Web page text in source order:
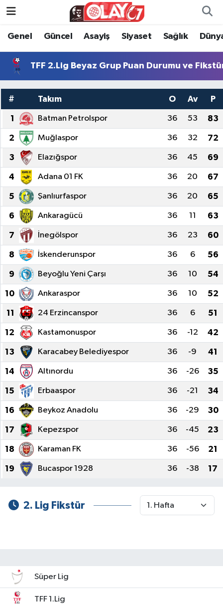
Genel Güncel Asayiş Siyaset Sağlık
TFF 2.Lig Beyaz Grup Puan Durumu ve
# Takım O Av P
1 Batman Petrolspor 36 53 83
2 Muğlaspor 36 32 72
3 Elazığspor 36 45 69
4 Adana 01 FK 36 20 67
5 Şanlıurfaspor 36 20 65
6 Ankaragücü 36 11 63
7 İnegölspor 36 23 60
8 İskenderunspor 36 6 56
9 Beyoğlu Yeni Çarşı 36 10 54
10 Ankaraspor 36 10 52
11 24 Erzincanspor 36 6 51
12 Kastamonuspor 36 -12 42
13 Karacabey Belediyespor 36 -9 41
14 Altınordu 36 -26 35
15 Erbaaspor 36 -21 34
16 Beykoz Anadolu 36 -29 30
17 Kepezspor 36 -45 23
18 Karaman FK 36 -56 21
19 Bucaspor 1928 36 -38 17
2. Lig Fikstür
Süper Lig
TFF 1.Lig
KATEGORİSİZ
ANA SAYFA
Genel
Güncel
Asayiş
Siyaset
Sağlık
Kültür Sanat
Dünya
Spor
Bilim veTeknoloji
Eğitim
SEKTÖR
Magazin
haber ara
Günün Haberleri
Yazarlarımız
Tüm Makaleler
Tüm Haberler
Genel
Güncel
Asayiş
Siyaset
Sağlık
Dünya
Kültür Sanat
Eğitim
Spor
Zonguldak Nöbetçi Eczaneler
Zonguldak Hava Durumu
Zonguldak Namaz Vakitleri
Zonguldak Trafik Yoğunluk Haritası
Süper Lig Puan Durumu ve Fikstür
Tüm Manşetler
Son Dakika Haberleri
Haber Arşivi